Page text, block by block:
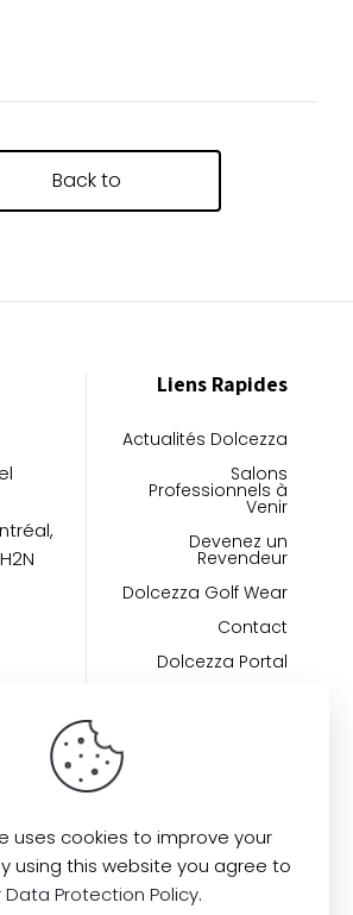
Back to
Liens Rapides
Actualités Dolcezza
Salons
Professionnels à
Venir
Devenez un
Revendeur
Dolcezza Golf Wear
Contact
Dolcezza Portal
uses cookies to improve your
using this website you agree to
Data Protection Policy.